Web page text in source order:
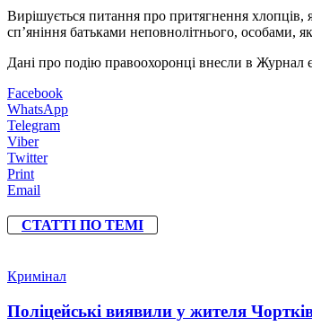
Вирішується питання про притягнення хлопців,
сп’яніння батьками неповнолітнього, особами,
Дані про подію правоохоронці внесли в Журнал
Facebook
WhatsApp
Telegram
Viber
Twitter
Print
Email
СТАТТІ ПО ТЕМІ
Кримінал
Поліцейські виявили у жителя